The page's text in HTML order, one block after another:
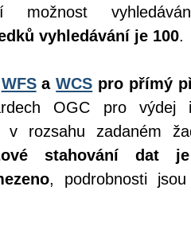
možnost
vyhledávání je 100.
WFSaWCS pro přímý
OGC pro výdej
v rozsahu zadaném
stahování dat
, podrobnosti